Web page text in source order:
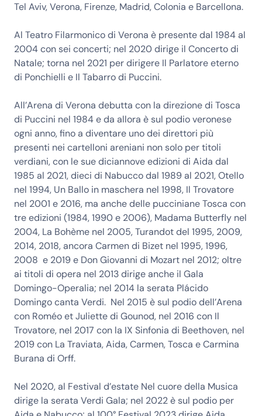
Tel Aviv, Verona, Firenze, Madrid, Colonia e Barcellona.
Al Teatro Filarmonico di Verona è presente dal 1984 al
2004 con sei concerti; nel 2020 dirige il Concerto di
Natale; torna nel 2021 per dirigere Il Parlatore eterno
di Ponchielli e Il Tabarro di Puccini.
All’Arena di Verona debutta con la direzione di Tosca
di Puccini nel 1984 e da allora è sul podio veronese
ogni anno, fino a diventare uno dei direttori più
presenti nei cartelloni areniani non solo per titoli
verdiani, con le sue diciannove edizioni di Aida dal
1985 al 2021, dieci di Nabucco dal 1989 al 2021, Otello
nel 1994, Un Ballo in maschera nel 1998, Il Trovatore
nel 2001 e 2016, ma anche delle pucciniane Tosca con
tre edizioni (1984, 1990 e 2006), Madama Butterfly nel
2004, La Bohème nel 2005, Turandot del 1995, 2009,
2014, 2018, ancora Carmen di Bizet nel 1995, 1996,
2008 e 2019 e Don Giovanni di Mozart nel 2012; oltre
ai titoli di opera nel 2013 dirige anche il Gala
Domingo-Operalia; nel 2014 la serata Plácido
Domingo canta Verdi. Nel 2015 è sul podio dell’Arena
con Roméo et Juliette di Gounod, nel 2016 con Il
Trovatore, nel 2017 con la IX Sinfonia di Beethoven, nel
2019 con La Traviata, Aida, Carmen, Tosca e Carmina
Burana di Orff.
Nel 2020, al Festival d’estate Nel cuore della Musica
dirige la serata Verdi Gala; nel 2022 è sul podio per